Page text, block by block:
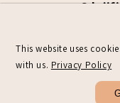
Schrijf
E‑mail
© 2026,
This website uses
with us. Privacy Policy